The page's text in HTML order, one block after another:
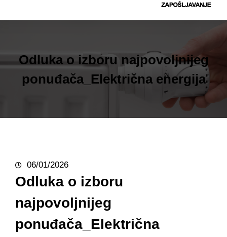
r
aOdluka o izboru najpovoljnijeg
ponuđača_Električna energija
06/01/2026
Odluka o izboru
najpovoljnijeg
ponuđača_Električna